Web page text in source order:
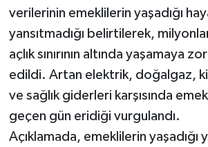
verilerinin emeklilerin yaşadığı
yansıtmadığı belirtilerek,
açlık sınırının altında yaşamaya
edildi. Artan elektrik, doğalgaz,
ve sağlık giderleri karşısında
geçen gün eridiği vurgulandı.
Açıklamada, emeklilerin yaşadığı